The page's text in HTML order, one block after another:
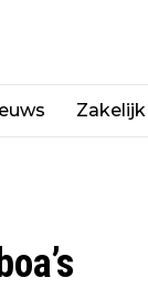
Zakelijk